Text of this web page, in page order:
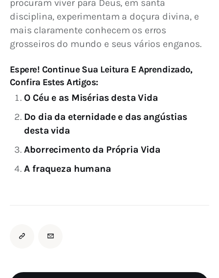
procuram viver para Deus, em santa
disciplina, experimentam a doçura divina, e
mais claramente conhecem os erros
grosseiros do mundo e seus vários enganos.
Espere! Continue Sua Leitura E Aprendizado,
Confira Estes Artigos:
O Céu e as Misérias desta Vida
Do dia da eternidade e das angústias
desta vida
Aborrecimento da Própria Vida
A fraqueza humana